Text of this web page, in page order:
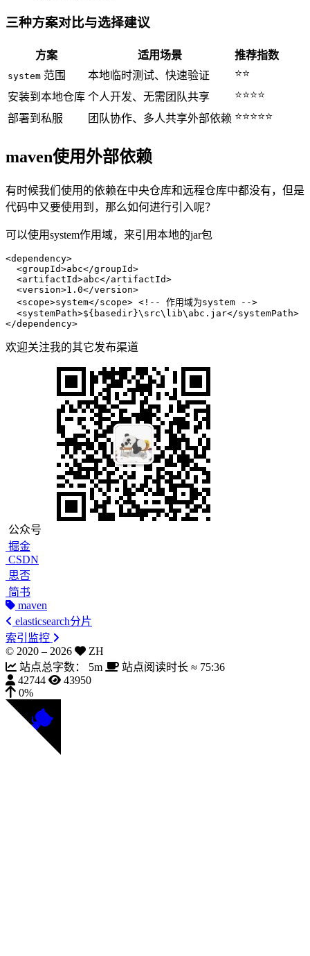
三种方案对比与选择建议
方案 适用场景 推荐指数
system 范围 本地临时测试、快速验证
⭐⭐
安装到本地仓库 个人开发、无需团队共享
⭐⭐⭐⭐
部署到私服
团队协作、多人共享外部依赖 ⭐⭐⭐⭐⭐
maven使用外部依赖
有时候我们使用的依赖在中央仓库和远程仓库中都没有，但是
代码中又要使用到，那么如何进行引入呢？
可以使用system作用域，来引用本地的jar包
<dependency>
<groupId>abc</groupId>
<artifactId>abc</artifactId>
<version>1.0</version>
<scope>system</scope> <!-- 作用域为system -->
<systemPath>${basedir}\src\lib\abc.jar</systemPath>
</dependency>
欢迎关注我的其它发布渠道
公众号
掘金
CSDN
思否
简书
maven
elasticsearch分片
索引监控
© 2020 – 2026
ZH
站点总字数：
5m 站点阅读时长 ≈ 75:36
42744
43950
0%